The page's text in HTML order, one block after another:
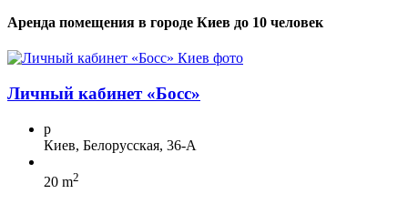
Аренда помещения в городе Киев до 10 человек
Личный кабинет «Босс»
p
Киев, Белорусская, 36-А
20 m2